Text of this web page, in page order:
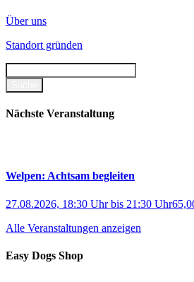
Über uns
Standort gründen
Nächste Veranstaltung
Welpen: Achtsam begleiten
27.08.2026, 18:30 Uhrbis 21:30 Uhr
Alle Veranstaltungen anzeigen
Easy Dogs Shop